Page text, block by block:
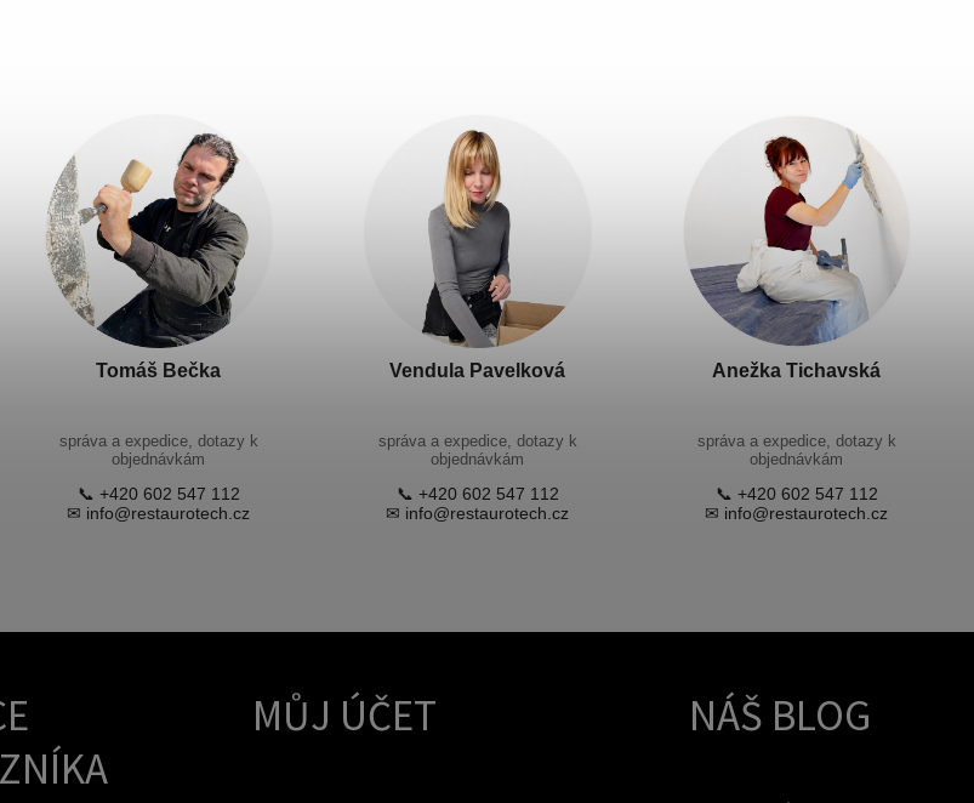
Tomáš Bečka
správa a expedice, dotazy k
objednávkám
📞 +420 602 547 112
✉ info@restaurotech.cz
Vendula Pavelková
správa a expedice, dotazy k
objednávkám
📞 +420 602 547 112
✉ info@restaurotech.cz
Anežka Tichavská
správa a expedice, dotazy k
objednávkám
📞 +420 602 547 112
✉ info@restaurotech.cz
MŮJ ÚČET NÁŠ BLOG